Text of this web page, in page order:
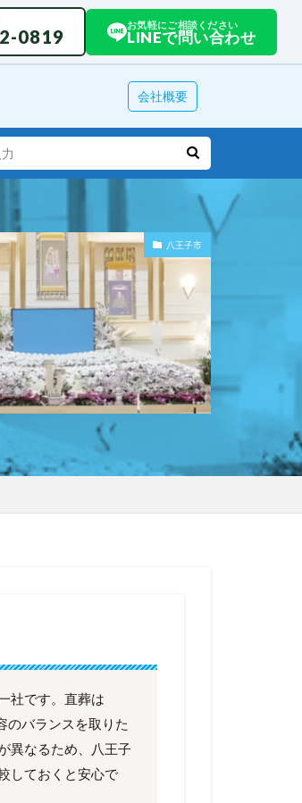
0819
お気軽にご相談ください
LINEで問い合わせ
会社概要
八王子市
社です。直葬は
のバランスを取りた
異なるため、八王子
しておくと安心で